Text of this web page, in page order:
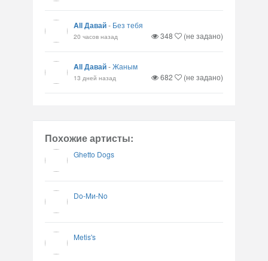
All Давай- Без тебя
20 часов назад 348 (не задано)
All Давай-Жаным
13 дней назад 682 (не задано)
Похожие артисты:
Ghetto Dogs
Do-Mи-No
Metis's